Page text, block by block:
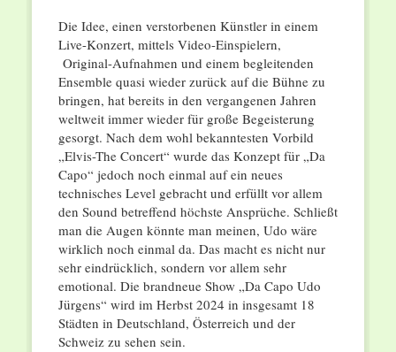
Die Idee, einen verstorbenen Künstler in einem
Live-Konzert, mittels Video-Einspielern,
Original-Aufnahmen und einem begleitenden
Ensemble quasi wieder zurück auf die Bühne zu
bringen, hat bereits in den vergangenen Jahren
weltweit immer wieder für große Begeisterung
gesorgt. Nach dem wohl bekanntesten Vorbild
„Elvis-The Concert“ wurde das Konzept für „Da
Capo“ jedoch noch einmal auf ein neues
technisches Level gebracht und erfüllt vor allem
den Sound betreffend höchste Ansprüche. Schließt
man die Augen könnte man meinen, Udo wäre
wirklich noch einmal da. Das macht es nicht nur
sehr eindrücklich, sondern vor allem sehr
emotional. Die brandneue Show „Da Capo Udo
Jürgens“ wird im Herbst 2024 in insgesamt 18
Städten in Deutschland, Österreich und der
Schweiz zu sehen sein.